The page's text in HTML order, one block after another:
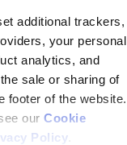
additional trackers,
your personal
analytics, and
sale or sharing of
footer of the website.
our Cookie
Policy